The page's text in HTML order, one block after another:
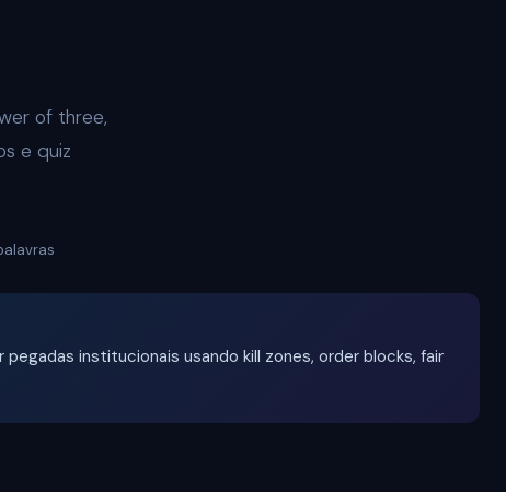
of three,
e quiz
institucionais usando kill zones, order blocks, fair